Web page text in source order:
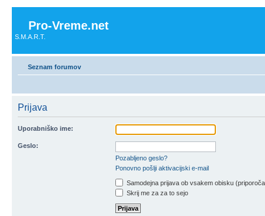
Pro-Vreme.net
S.M.A.R.T.
Seznam forumov
Prijava
Uporabniško ime:
Geslo:
Pozabljeno geslo?
Ponovno pošlji aktivacijski e-mail
Samodejna prijava ob vsakem obisku
Skrij me za za to sejo